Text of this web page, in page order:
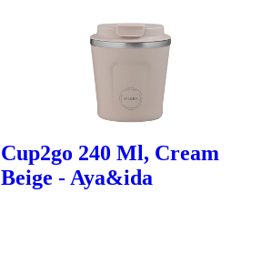
Cup2go 240 Ml, Cream
Beige - Aya&ida